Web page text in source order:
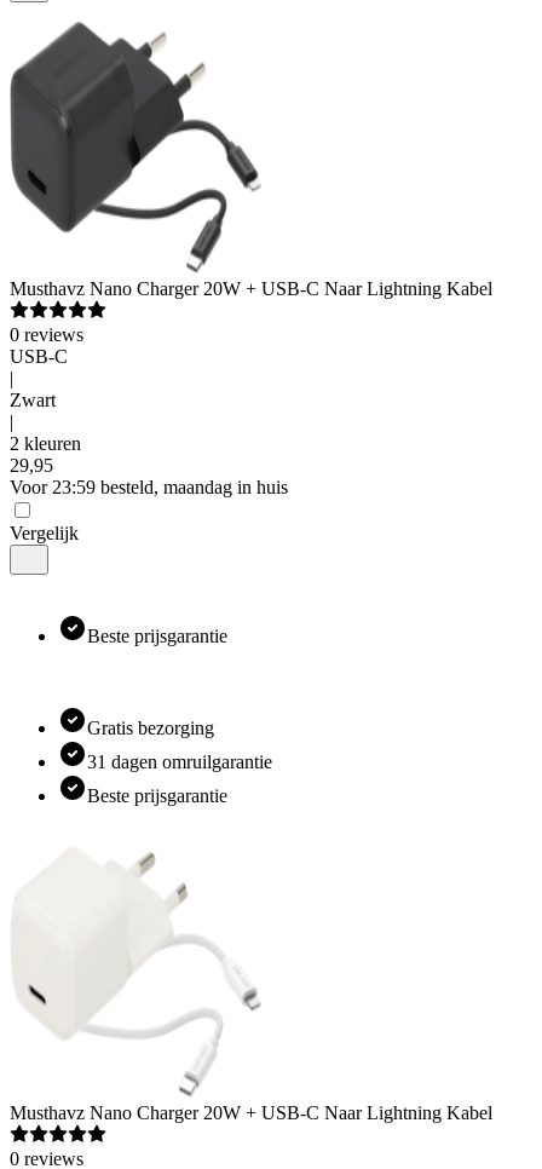
Musthavz Nano Charger 20W + USB-C Naar Lightning Kabel
0 reviews
USB-C
|
Zwart
|
2 kleuren
29,95
Voor 23:59 besteld, maandag in huis
Vergelijk
Beste prijsgarantie
Gratis bezorging
31 dagen omruilgarantie
Beste prijsgarantie
Musthavz Nano Charger 20W + USB-C Naar Lightning Kabel
0 reviews